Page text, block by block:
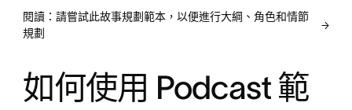
閱讀：請嘗試此故事規劃範本，以便進行大綱、角色和情節
規劃
如何使用 Podcast 範